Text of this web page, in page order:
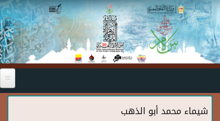
Skip to main content
شيماء محمد أبو الذهب